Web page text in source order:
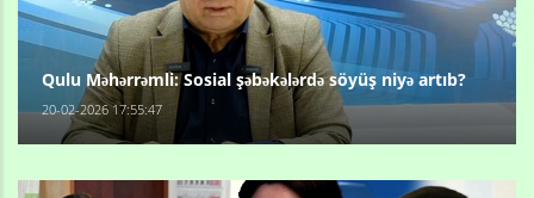
Qulu Məhərrəmli: Sosial şəbəkələrdə söyüş niyə artıb?
20-02-2026 17:55:47